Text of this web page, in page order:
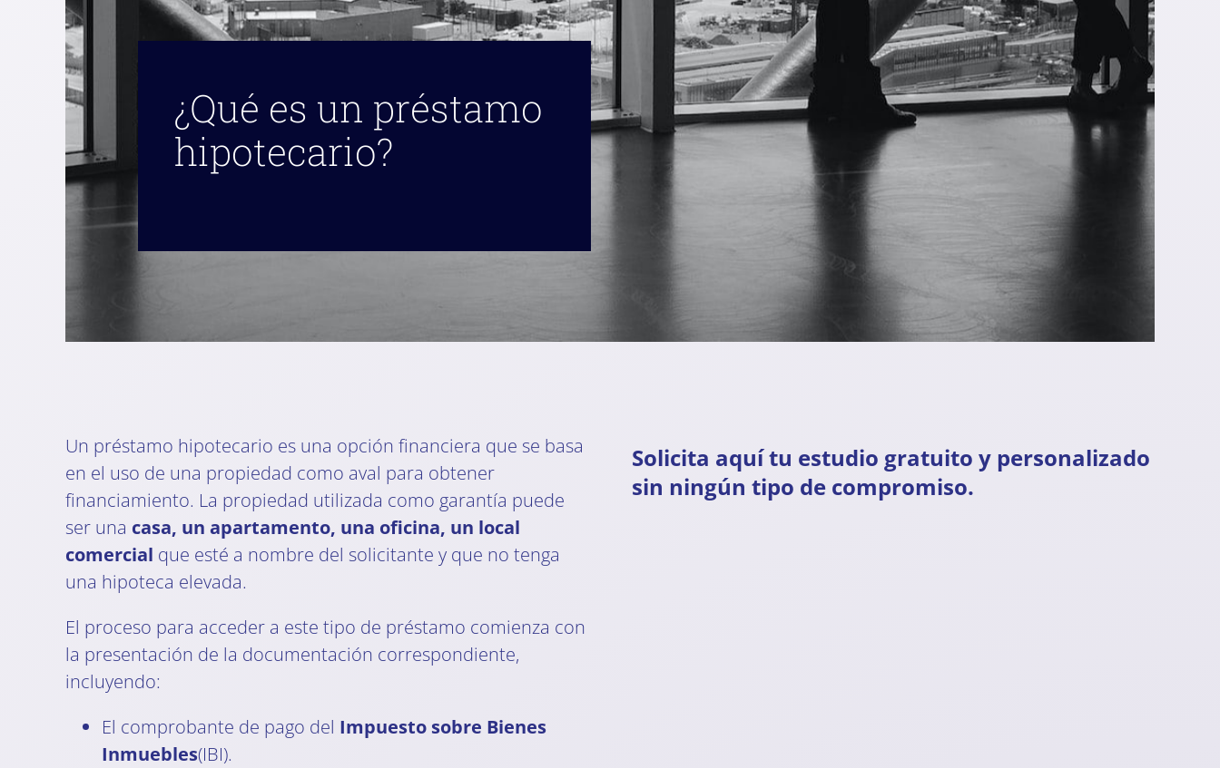
¿Qué es un préstamo
hipotecario?
Un préstamo hipotecario es una opción financiera que se basa
en el uso de una propiedad como aval para obtener
financiamiento. La propiedad utilizada como garantía puede
ser una casa, un apartamento, una oficina, un local
comercial que esté a nombre del solicitante y que no tenga
una hipoteca elevada.
El proceso para acceder a este tipo de préstamo comienza con
la presentación de la documentación correspondiente,
incluyendo:
El comprobante de pago del Impuesto sobre Bienes
Inmuebles(IBI).
Solicita aquí tu estudio gratuito y personalizado
sin ningún tipo de compromiso.